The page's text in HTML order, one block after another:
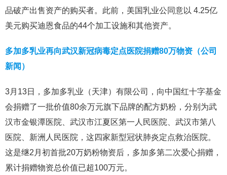
品破产出售资产的购买者。此前，美国乳业公同意以 4.25亿
美元购买迪恩食品的44个加工设施和其他资产。
多加多乳业再向武汉新冠病毒定点医院捐赠80万物资（公司
新闻）
3月13日，多加多乳业（天津）有限公司，向中国红十字基金
会捐赠了一批价值80余万元旗下品牌的配方奶粉，分别为武
汉市金银潭医院、武汉市江夏区第一人民医院、武汉市第八
医院、新洲人民医院，这四家新型冠状肺炎定点救治医院。
这是继2月初首批20万奶粉物资后，多加多第二次爱心捐赠，
累计捐赠物资总价值已超100万元。